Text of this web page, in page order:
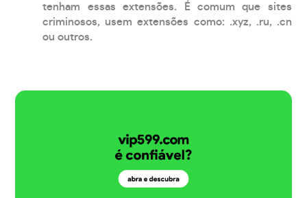
tenham essas extensões. É comum que sites
criminosos, usem extensões como: .xyz, .ru, .cn
ou outros.